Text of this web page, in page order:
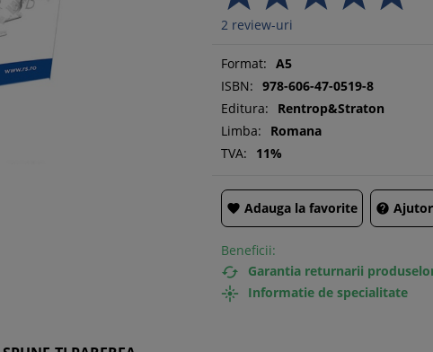
2 review-uri
Format: A5
ISBN: 978-606-47-0519-8
Editura:
Rentrop&Straton
Limba:
Romana
TVA:
11%
 Adauga la favorite  Ajutor
Beneficii:
 Garantia returnarii
 Informatie de specialitate